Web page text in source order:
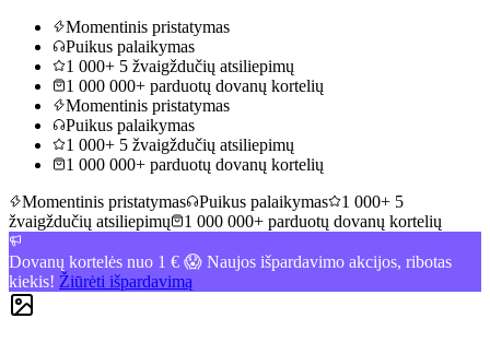
Momentinis pristatymas
Puikus palaikymas
1 000+ 5 žvaigždučių atsiliepimų
1 000 000+ parduotų dovanų kortelių
Momentinis pristatymas
Puikus palaikymas
1 000+ 5 žvaigždučių atsiliepimų
1 000 000+ parduotų dovanų kortelių
Momentinis pristatymas
Puikus palaikymas
1 000+ 5
žvaigždučių atsiliepimų
1 000 000+ parduotų dovanų kortelių
Dovanų kortelės nuo 1 € 😱 Naujos išpardavimo akcijos, ribotas
kiekis! Žiūrėti išpardavimą